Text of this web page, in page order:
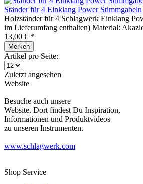
Ständer für 4 Einklang Power
Holzständer für 4 Schlagwerk Einklang
im Lieferumfang enthalten) Material:
13,00 € *
Merken
Artikel pro Seite:
Zuletzt angesehen
Website
Besuche auch unsere
Website. Dort findest Du Inspiration,
Informationen und Produktvideos
zu unseren Instrumenten.
www.schlagwerk.com
Shop Service